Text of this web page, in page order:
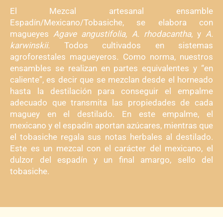
El Mezcal artesanal ensamble
Espadín/Mexicano/Tobasiche, se elabora con
magueyes Agave angustifolia, A. rhodacantha, y A.
karwinskii. Todos cultivados en sistemas
agroforestales magueyeros. Como norma, nuestros
ensambles se realizan en partes equivalentes y “en
caliente”, es decir que se mezclan desde el horneado
hasta la destilación para conseguir el empalme
adecuado que transmita las propiedades de cada
maguey en el destilado. En este empalme, el
mexicano y el espadín aportan azúcares, mientras que
el tobasiche regala sus notas herbales al destilado.
Este es un mezcal con el carácter del mexicano, el
dulzor del espadín y un final amargo, sello del
tobasiche.